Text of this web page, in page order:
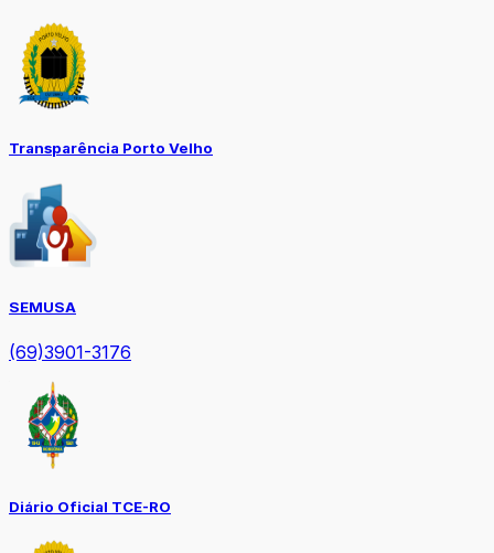
Transparência Porto Velho
SEMUSA
(69)3901-3176
Diário Oficial TCE-RO